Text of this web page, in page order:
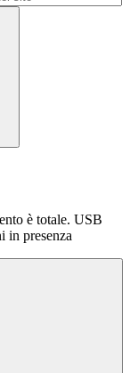
è totale. USB
in presenza